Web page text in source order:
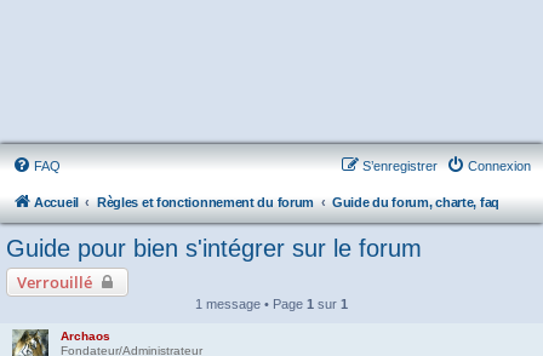
FAQ Connexion
S’enregistrer
Accueil Règles et fonctionnement du forum Guide du forum, charte, faq
Guide pour bien s'intégrer sur le forum
Verrouillé
1 message • Page 1 sur 1
Archaos
Fondateur/Administrateur